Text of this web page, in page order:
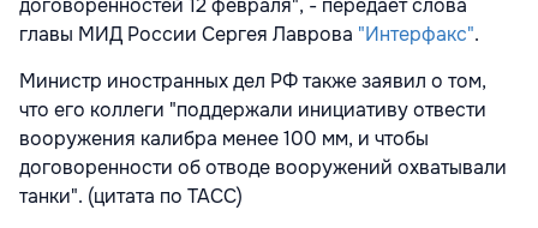
договоренностей 12 февраля", - передает слова
главы МИД России Сергея Лаврова "Интерфакс".
Министр иностранных дел РФ также заявил о том,
что его коллеги "поддержали инициативу отвести
вооружения калибра менее 100 мм, и чтобы
договоренности об отводе вооружений охватывали
танки". (цитата по ТАСС)